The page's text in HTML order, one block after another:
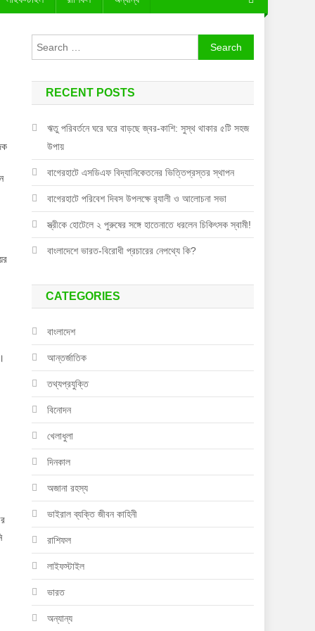
Search
for:
RECENT POSTS
ঋতু পরিবর্তনে ঘরে ঘরে বাড়ছে জ্বর-কাশি: সুস্থ থাকার ৫টি সহজ
উপায়
বাগেরহাটে এসডিএফ বিদ্যানিকেতনের ভিত্তিপ্রস্তর স্থাপন
বাগেরহাটে পরিবেশ দিবস উপলক্ষে র‌্যালী ও আলোচনা সভা
স্ত্রীকে হোটেলে ২ পুরুষের সঙ্গে হাতেনাতে ধরলেন চিকিৎসক স্বামী!
বাংলাদেশে ভারত-বিরোধী প্রচারের নেপথ্যে কি?
CATEGORIES
বাংলাদেশ
আন্তর্জাতিক
তথ্যপ্রযুক্তি
বিনোদন
খেলাধুলা
দিনকাল
অজানা রহস্য
ভাইরাল ব্যক্তি জীবন কাহিনী
রাশিফল
লাইফস্টাইল
ভারত
অন্যান্য